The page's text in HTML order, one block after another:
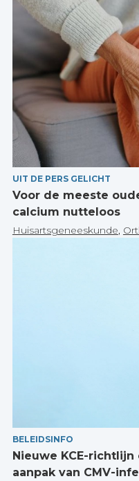
UIT DE PERS GELICHT
Voor de meeste
calcium nutteloos
Huisartsgeneeskunde,
BELEIDSINFO
Nieuwe KCE-
aanpak van CMV-